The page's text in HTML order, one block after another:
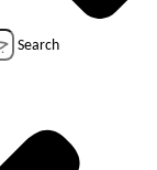
Search